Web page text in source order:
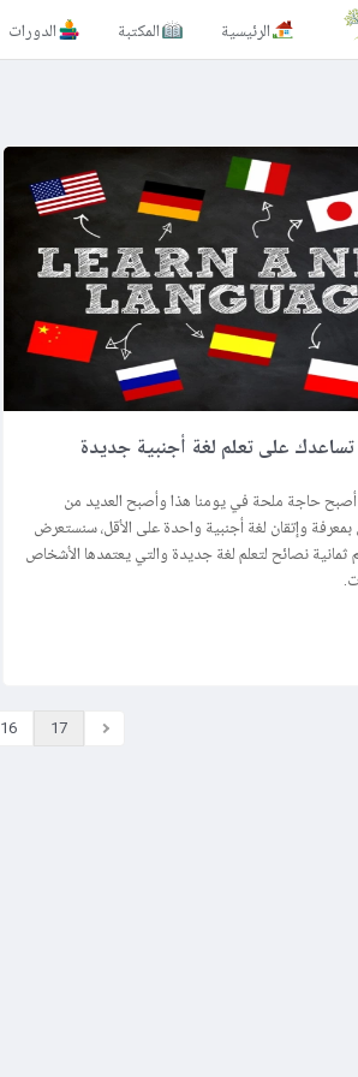
الرئيسية المكتبة الدورات
أصبح حاجة ملحة في يومنا هذا وأصبح العديد من
وإتقان لغة أجنبية واحدة على الأقل، سنستعرض
ثمانية نصائح لتعلم لغة جديدة والتي يعتمدها الأشخاص
16 17